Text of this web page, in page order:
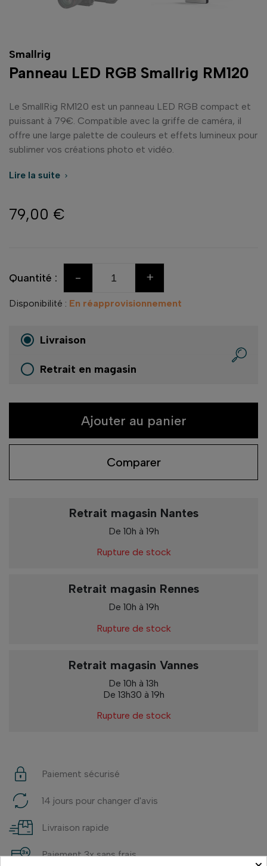
Smallrig
Panneau LED RGB Smallrig RM120
Le SmallRig RM120 est un panneau LED RGB compact et
puissant à 79€. Compatible avec la griffe de caméra, il
offre une large palette de couleurs et effets lumineux pour
sublimer vos créations photo et vidéo.
Lire la suite 
79,00 €
Quantité : - +
Disponibilité : En réapprovisionnement
Livraison
Retrait en magasin
Ajouter au panier
Comparer
Retrait magasin Nantes
De 10h à 19h
Rupture de stock
Retrait magasin Rennes
De 10h à 19h
Rupture de stock
Retrait magasin Vannes
De 10h à 13h
De 13h30 à 19h
Rupture de stock
Paiement sécurisé
14 jours pour changer d'avis
Livraison rapide
Paiement 3x sans frais